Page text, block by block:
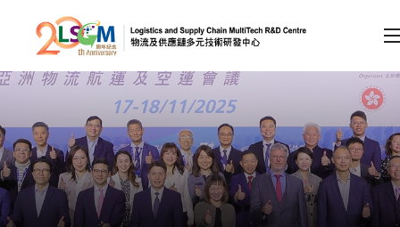
跳到内容（按回车键）
会员登录
A A EN 繁 简